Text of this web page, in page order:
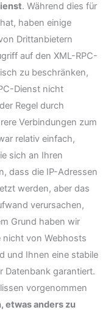
. Während dies für
haben einige
Drittanbietern
auf den XML-RPC-
zu beschränken,
Dienst nicht
Regel durch
Verbindungen zum
relativ einfach,
sich an Ihren
dass die IP-Adressen
werden, aber das
verursachen,
Grund haben wir
nicht von Webhosts
und Ihnen eine stabile
Datenbank garantiert.
vorgenommen
etwas anders zu